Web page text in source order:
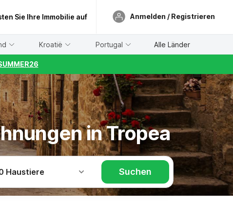
Sie Ihre Immobilie auf Anmelden / Registrieren
Kroatië Portugal Alle Länder
in Tropea
Haustiere Suchen